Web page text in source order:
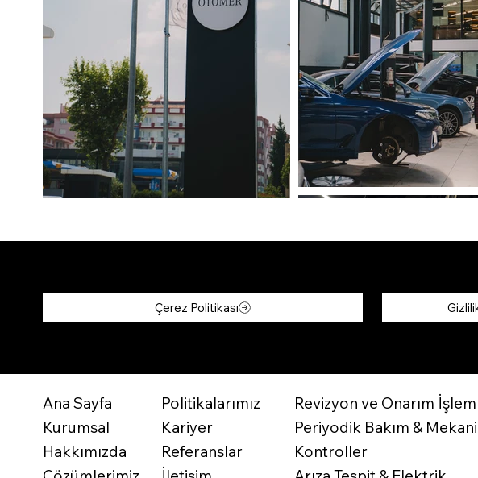
Çerez Politikası
Ana Sayfa
Kurumsal
Hakkımızda
Politikalarımız
Kariyer
Referanslar
Revizyon ve Onarım
Periyodik Bakım &
Kontroller